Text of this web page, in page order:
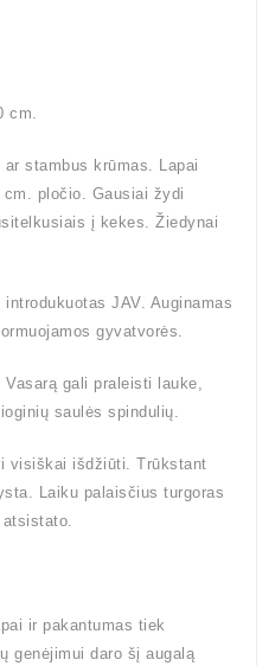
cm.
stambus krūmas. Lapai
pločio. Gausiai žydi
į kekes. Žiedynai
JAV. Auginamas
gyvatvorės.
gali praleisti lauke,
saulės spindulių.
visiškai išdžiūti. Trūkstant
Laiku palaisčius turgoras
atsistato.
ir pakantumas tiek
genėjimui daro šį augalą